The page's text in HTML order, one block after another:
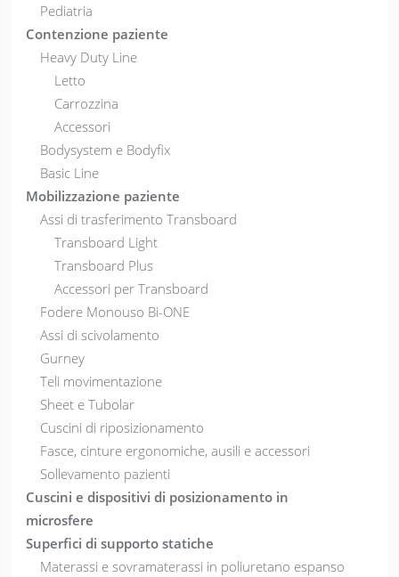
Pediatria
Contenzione paziente
Heavy Duty Line
Letto
Carrozzina
Accessori
Bodysystem e Bodyfix
Basic Line
Mobilizzazione paziente
Assi di trasferimento Transboard
Transboard Light
Transboard Plus
Accessori per Transboard
Fodere Monouso Bi-ONE
Assi di scivolamento
Gurney
Teli movimentazione
Sheet e Tubolar
Cuscini di riposizionamento
Fasce, cinture ergonomiche, ausili e accessori
Sollevamento pazienti
Cuscini e dispositivi di posizionamento in
microsfere
Superfici di supporto statiche
Materassi e sovramaterassi in poliuretano espanso